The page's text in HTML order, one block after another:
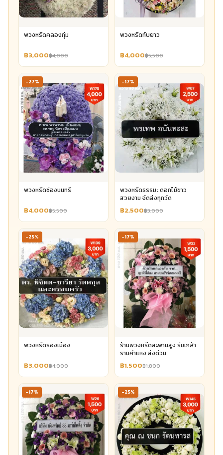
พวงหรีดคลองกุ่ม
฿3,000฿4,000
พวงหรีดทับยาว
฿4,000฿5,500
-27%
พวงหรีดช่องนนทรี
฿4,000฿5,500
-17%
พวงหรีดธรรมะ ดอกไม้ขาว
สวยงาม จัดส่งทุกวัด
฿2,500฿3,000
-25%
พวงหรีดรองเมือง
฿3,000฿4,000
-17%
ร้านพวงหรีดสะพานสูง ร่มเกล้า
รามคำแหง ส่งด่วน
฿1,500฿1,800
-17% -25%